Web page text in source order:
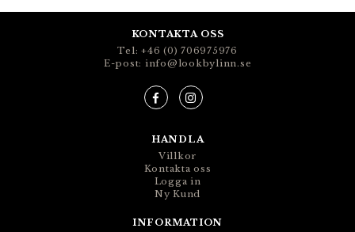
KONTAKTA OSS
Tel: +46 (0) 706975976
E-post: info@lookbylinn.se
HANDLA
Villkor
Kontakta oss
Logga in
Ny Kund
INFORMATION